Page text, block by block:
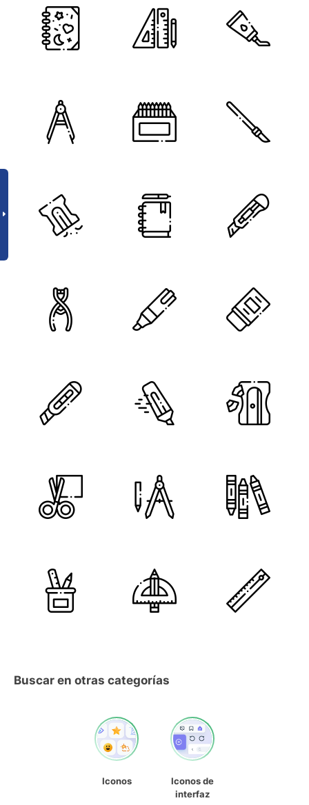
Buscar en otras categorías
Iconos
Iconos de
interfaz